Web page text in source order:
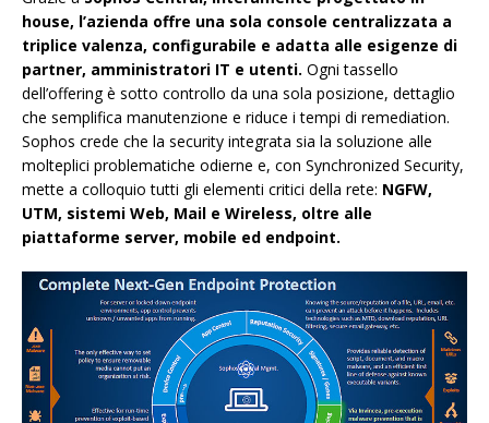
house, l’azienda offre una sola console centralizzata a
triplice valenza, configurabile e adatta alle esigenze di
partner, amministratori IT e utenti. Ogni tassello
dell’offering è sotto controllo da una sola posizione, dettaglio
che semplifica manutenzione e riduce i tempi di remediation.
Sophos crede che la security integrata sia la soluzione alle
molteplici problematiche odierne e, con Synchronized Security,
mette a colloquio tutti gli elementi critici della rete: NGFW,
UTM, sistemi Web, Mail e Wireless, oltre alle
piattaforme server, mobile ed endpoint.